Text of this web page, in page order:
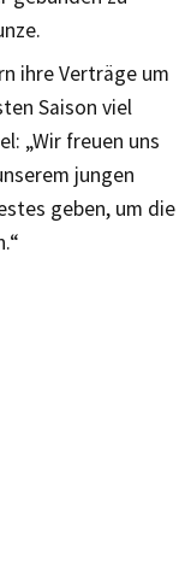
ihre Verträge um
Saison viel
„Wir freuen uns
jungen
geben, um die